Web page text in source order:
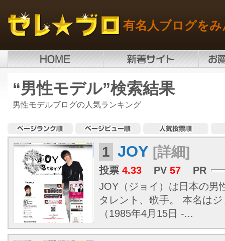
有名人ブログを
“男性モデル”検索結果
男性モデルブログの人気ランキング
1 JOY [詳細]
投票 4.33 PV 57
PR
JOY（ジョイ）は日本の男
タレント、歌手。 本名は
（1985年4月15日 -...